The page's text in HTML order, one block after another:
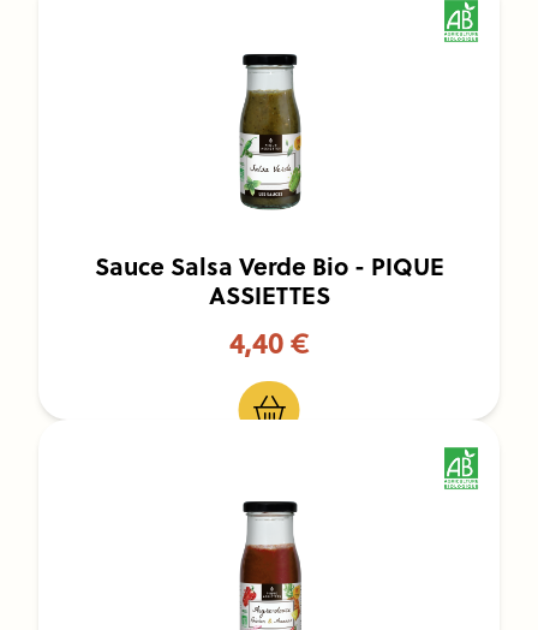
Sauce Salsa Verde Bio - PIQUE
ASSIETTES
4,40 €